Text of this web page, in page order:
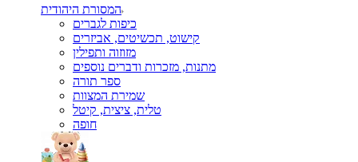
המסורת היהודית
כיפות לגברים
קישוט, תכשיטים, אביזרים
מזוזוה ותפילין
מתנות, מזכרות ודברים נוספים
ספר תורה
שמירת המצוות
טלית, ציצית, קיטל